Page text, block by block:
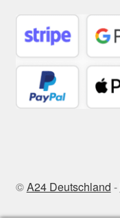
©A24 Deutschland -